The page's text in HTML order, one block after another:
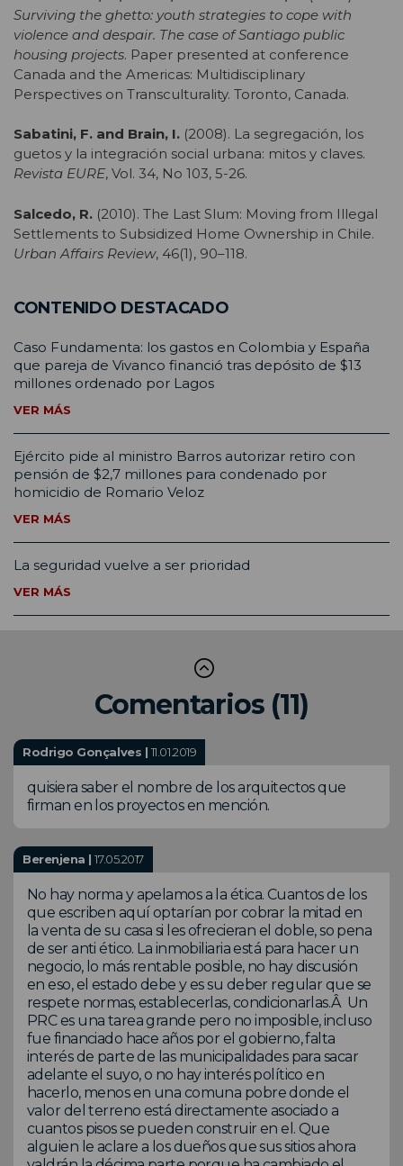
Surviving the ghetto: youth strategies to cope with
violence and despair. The case of Santiago public
housing projects. Paper presented at conference
Canada and the Americas: Multidisciplinary
Perspectives on Transculturality. Toronto, Canada.
Sabatini, F. and Brain, I. (2008). La segregación, los
guetos y la integración social urbana: mitos y claves.
Revista EURE, Vol. 34, No 103, 5-26.
Salcedo, R. (2010). The Last Slum: Moving from Illegal
Settlements to Subsidized Home Ownership in Chile.
Urban Affairs Review, 46(1), 90–118.
CONTENIDO DESTACADO
Caso Fundamenta: los gastos en Colombia y España
que pareja de Vivanco financió tras depósito de $13
millones ordenado por Lagos
VER MÁS
Ejército pide al ministro Barros autorizar retiro con
pensión de $2,7 millones para condenado por
homicidio de Romario Veloz
VER MÁS
La seguridad vuelve a ser prioridad
VER MÁS
Comentarios (11)
Rodrigo Gonçalves | 11.01.2019
quisiera saber el nombre de los arquitectos que
firman en los proyectos en mención.
Berenjena |17.05.2017
No hay norma y apelamos a la ética. Cuantos de los
que escriben aquí optarían por cobrar la mitad en
la venta de su casa si les ofrecieran el doble, so pena
de ser anti ético. La inmobiliaria está para hacer un
negocio, lo más rentable posible, no hay discusión
en eso, el estado debe y es su deber regular que se
respete normas, establecerlas, condicionarlas.Â Un
PRC es una tarea grande pero no imposible, incluso
fue financiado hace años por el gobierno, falta
interés de parte de las municipalidades para sacar
adelante el suyo, o no hay interés político en
hacerlo, menos en una comuna pobre donde el
valor del terreno está directamente asociado a
cuantos pisos se pueden construir en el. Que
alguien le aclare a los dueños que sus sitios ahora